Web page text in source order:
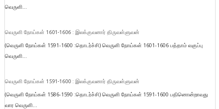
வெருளி...
வெருளி நோய்கள் 1601-1606 : இலக்குவனார் திருவள்ளுவன்
(வெருளி நோய்கள் 1591-1600 :தொடர்ச்சி) வெருளி நோய்கள் 1601-1606 பத்தாம் வகுப்பு
வெருளி...
வெருளி நோய்கள் 1591-1600 : இலக்குவனார் திருவள்ளுவன்
(வெருளி நோய்கள் 1586-1590 :தொடர்ச்சி) வெருளி நோய்கள் 1591-1600 பதினொன்றாவது
வார வெருளி...